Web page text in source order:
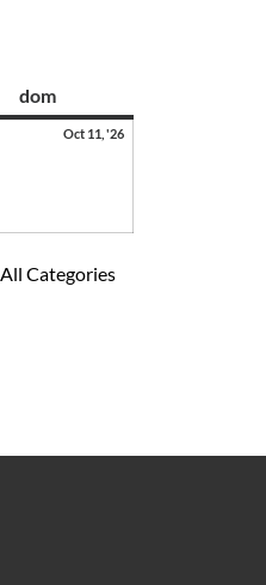
dom
Oct 11, '26
All Categories